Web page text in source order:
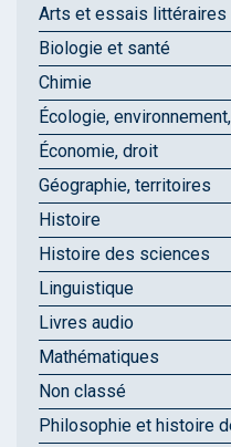
Arts et essais littéraires
Biologie et santé
Chimie
Écologie,
Économie, droit
Géographie, territoires
Histoire
Histoire des sciences
Linguistique
Livres audio
Mathématiques
Non classé
Philosophie et histoire